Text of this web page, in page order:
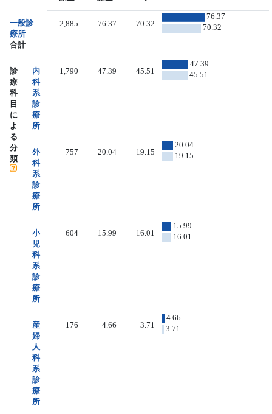
一般診
療所
合計
2,885 76.37 70.32
76.37
70.32
診
療
科
目
に
よ
る
分
類
内
科
系
診
療
所
1,790 47.39 45.51
47.39
45.51
外
科
系
診
療
所
757 20.04 19.15
20.04
19.15
小
児
科
系
診
療
所
604 15.99 16.01
15.99
16.01
産
婦
人
科
系
診
療
所
176 4.66 3.71
4.66
3.71